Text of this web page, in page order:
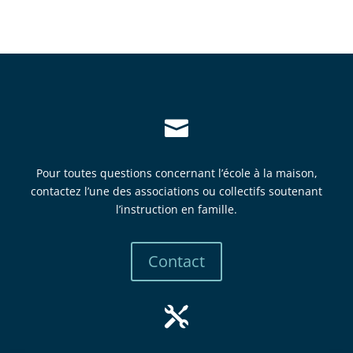

Pour toutes questions concernant l’école à la maison,
contactez l’une des associations ou collectifs soutenant
l’instruction en famille.
Contact
